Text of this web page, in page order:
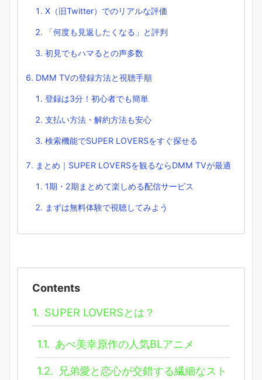
X（旧Twitter）でのリアルな評価
「何度も見返したくなる」と評判
初見でもハマるとの声多数
DMM TVの登録方法と視聴手順
登録は3分！初心者でも簡単
支払い方法・解約方法も安心
検索機能でSUPER LOVERSをすぐ探せる
まとめ｜SUPER LOVERSを観るならDMM TVが最適
1期・2期まとめて楽しめる配信サービス
まずは無料体験で視聴してみよう
Contents
1. SUPER LOVERSとは？
1.1. あべ美幸原作の人気BLアニメ
1.2. 兄弟愛と恋心が交錯する繊細なスト